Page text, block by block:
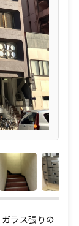
ラス張りの